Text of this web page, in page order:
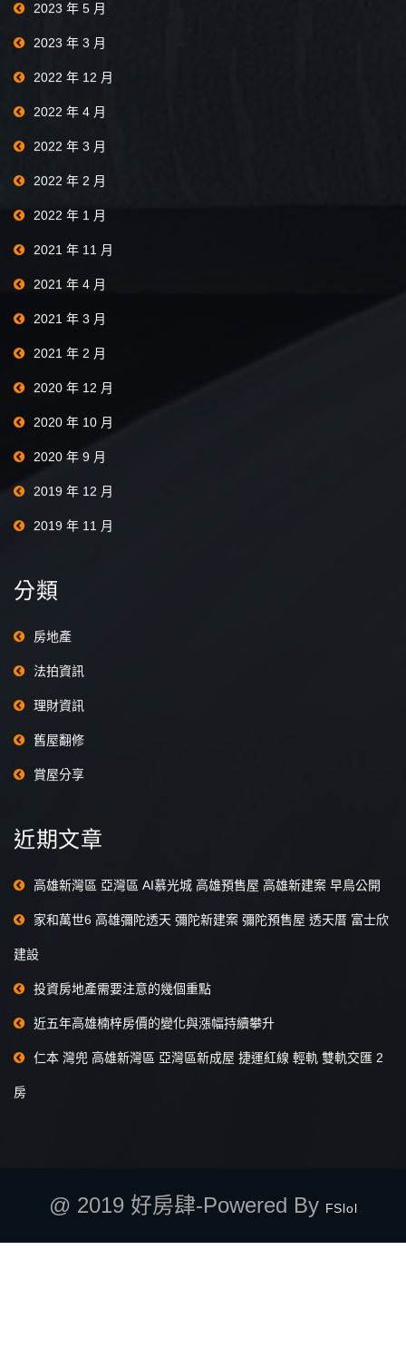
2023 年 5 月
2023 年 3 月
2022 年 12 月
2022 年 4 月
2022 年 3 月
2022 年 2 月
2022 年 1 月
2021 年 11 月
2021 年 4 月
2021 年 3 月
2021 年 2 月
2020 年 12 月
2020 年 10 月
2020 年 9 月
2019 年 12 月
2019 年 11 月
分類
房地產
法拍資訊
理財資訊
舊屋翻修
賞屋分享
近期文章
高雄新灣區 亞灣區 AI慕光城 高雄預售屋 高雄新建案 早鳥公開
家和萬世6 高雄彌陀透天 彌陀新建案 彌陀預售屋 透天厝 富士欣
建設
投資房地產需要注意的幾個重點
近五年高雄楠梓房價的變化與漲幅持續攀升
仁本 灣兜 高雄新灣區 亞灣區新成屋 捷運紅線 輕軌 雙軌交匯 2
房
@ 2019 好房肆-Powered By FSlol